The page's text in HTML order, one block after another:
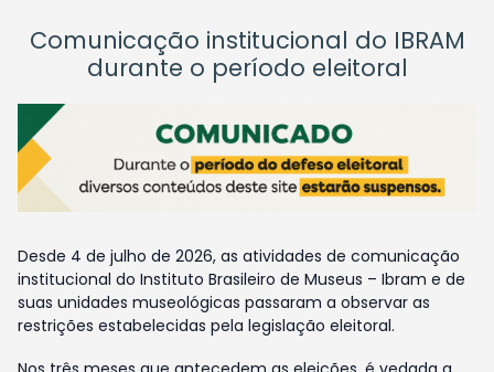
Comunicação institucional do IBRAM
durante o período eleitoral
Desde 4 de julho de 2026, as atividades de comunicação
institucional do Instituto Brasileiro de Museus – Ibram e de
suas unidades museológicas passaram a observar as
restrições estabelecidas pela legislação eleitoral.